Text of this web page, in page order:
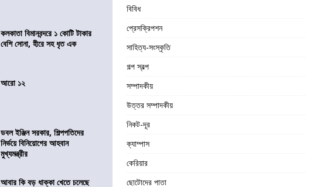
কলকাতা বিমানবন্দরে ১ কোটি টাকার
বেশি সোনা, হীরে সহ ধৃত এক
আরো ১২
ডবল ইঞ্জিন সরকার, শিল্পপতিদের
নির্ভয়ে বিনিয়োগের আহবান
মুখ্যমন্ত্রীর
আবার কি বড় ধাক্কা খেতে চলেছে
বিবিধ
প্রেসক্রিপশন
সাহিত্য-সংস্কৃতি
গল্প স্বল্প
সম্পাদকীয়
উত্তর সম্পাদকীয়
নিকট-দূর
ক্যাম্পাস
কেরিয়ার
ছোটোদের পাতা